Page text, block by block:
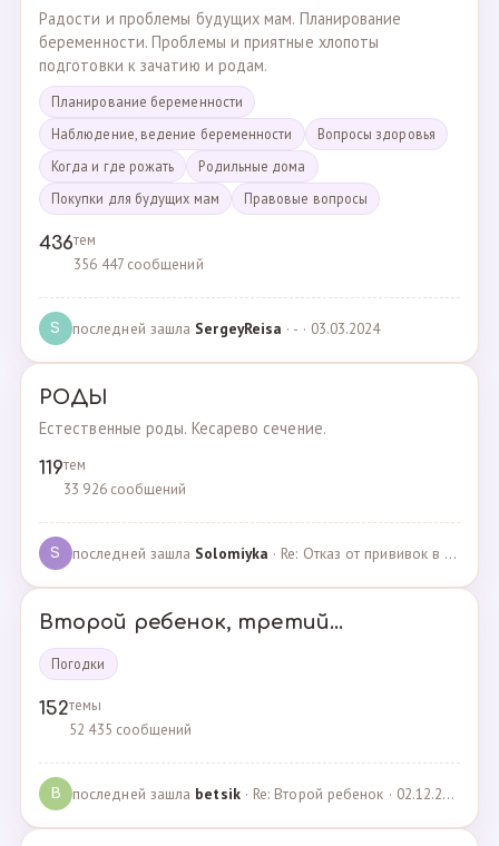
Радости и проблемы будущих мам. Планирование
беременности. Проблемы и приятные хлопоты
подготовки к зачатию и родам.
Планирование беременности
Наблюдение, ведение беременности
Вопросы здоровья
Когда и где рожать
Родильные дома
Покупки для будущих мам
Правовые вопросы
436тем
356 447 сообщений
S последней зашла SergeyReisa · - · 03.03.2024
РОДЫ
Естественные роды. Кесарево сечение.
119тем
33 926 сообщений
S последней зашла Solomiyka · Re: Отказ от прививок в роддоме · 07.05.2022
Второй ребенок, третий...
Погодки
152темы
52 435 сообщений
B последней зашла betsik· Re: Второй ребенок · 02.12.2023